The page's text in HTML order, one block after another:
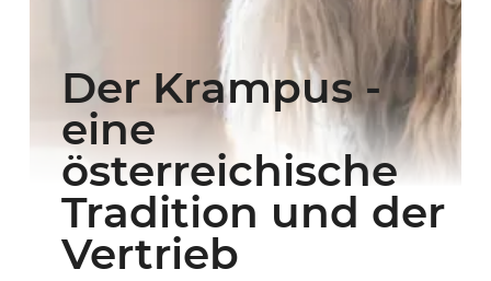
Der Krampus -
eine
österreichische
Tradition und der
Vertrieb